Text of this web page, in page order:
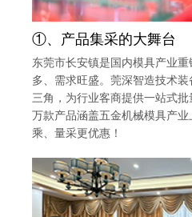
①、产品集采的大舞台
东莞市长安镇是国内模具产业
多、需求旺盛。莞深智造技术
三角，为行业客商提供一站式
万款产品涵盖五金机械模具产
乘、量采更优惠！